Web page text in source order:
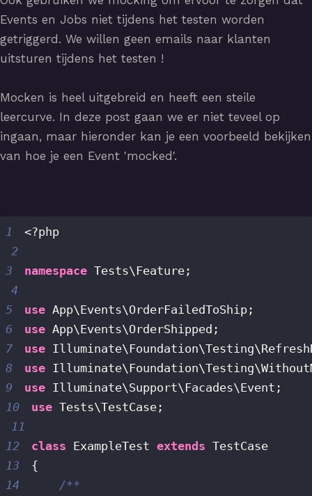
Events en Jobs niet tijdens het testen worden
getriggerd. We willen geen emails naar klanten
uitsturen tijdens het testen !
Mocken is heel uitgebreid en heeft een steile
leercurve. In deze post gaan we er niet teveel op
ingaan, maar hieronder kan je een voorbeeld bekijken
van hoe je een Event 'mocked'.
1
<?php
2
3
namespace Tests\ Feature ;
4
5
use App\Events\OrderFailedToShip ;
6
use App\Events\OrderShipped ;
7
use Illuminate\ Foundation\Testing\
8
use Illuminate\ Foundation\Testing\
9
use Illuminate\Support\ Facades\Event ;
10
use Tests\TestCase ;
11
12
class ExampleTest extends TestCase
13
{
14